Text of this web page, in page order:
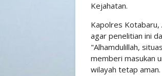
Kejahatan.
Kapolres Kotabaru,
agar penelitian ini
"Alhamdulillah,
memberi masukan
wilayah tetap aman.